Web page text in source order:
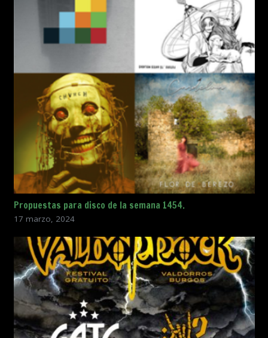
Propuestas para disco de la semana 1454.
17 marzo, 2024